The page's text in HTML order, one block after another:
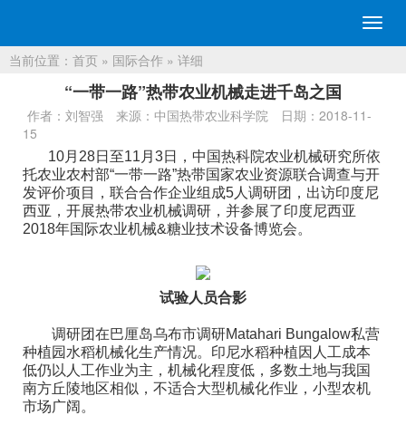
切
换
当前位置： 首页 » 国际合作 » 详细
“一带一路”热带农业机械走进千岛之国
作者：刘智强 来源：中国热带农业科学院
日期：2018-11-
15
10月28日至11月3日，中国热科院农业机械研究所依
托农业农村部“一带一路”热带国家农业资源联合调查与开
发评价项目，联合合作企业组成5人调研团，出访印度尼
西亚，开展热带农业机械调研，并参展了印度尼西亚
2018年国际农业机械&糖业技术设备博览会。
试验人员合影
调研团在巴厘岛乌布市调研Matahari Bungalow私营
种植园水稻机械化生产情况。印尼水稻种植因人工成本
低仍以人工作业为主，机械化程度低，多数土地与我国
南方丘陵地区相似，不适合大型机械化作业，小型农机
市场广阔。